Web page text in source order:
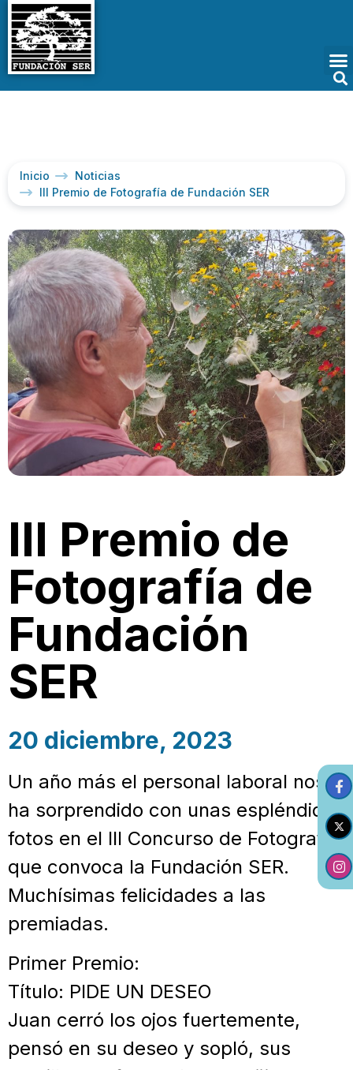
Inicio
Noticias
III Premio de Fotografía de Fundación SER
III Premio de
Fotografía de
Fundación
SER
20 diciembre, 2023
Un año más el personal laboral nos
ha sorprendido con unas espléndidas
fotos en el III Concurso de Fotografía
que convoca la Fundación SER.
Muchísimas felicidades a las
premiadas.
Primer Premio:
Título: PIDE UN DESEO
Juan cerró los ojos fuertemente,
pensó en su deseo y sopló, sus